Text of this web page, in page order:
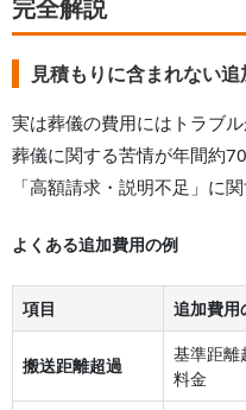
完全解説
見積もりに含まれない
実は葬儀の費用にはトラブ
葬儀に関する苦情が年間約
「高額請求・説明不足」に
よくある追加費用の例
項目 追加費用
搬送距離超過
基準距離
料金